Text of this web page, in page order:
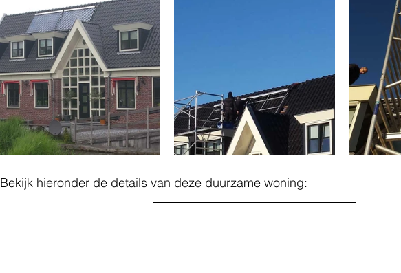
Bekijk hieronder de details van deze duurzame woning: